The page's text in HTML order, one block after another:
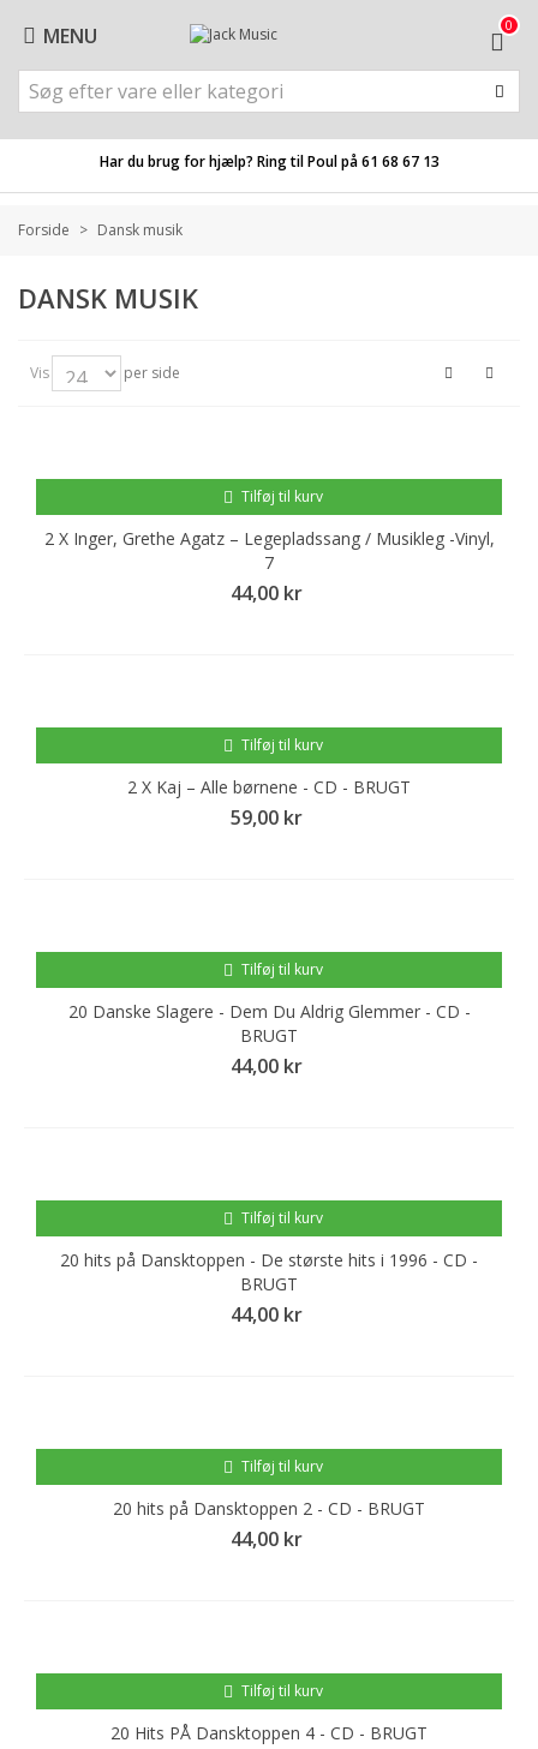
MENU 0
Har du brug for hjælp? Ring til Poul på61 68 67 13
Forside > Dansk musik
DANSK MUSIK
Vis per side
Tilføj til kurv
2 X Inger, Grethe Agatz – Legepladssang / Musikleg -Vinyl,
7
44,00 kr
Tilføj til kurv
2 X Kaj ‎– Alle børnene - CD - BRUGT
59,00 kr
Tilføj til kurv
20 Danske Slagere - Dem Du Aldrig Glemmer - CD -
BRUGT
44,00 kr
Tilføj til kurv
20 hits på Dansktoppen - De største hits i 1996 - CD -
BRUGT
44,00 kr
Tilføj til kurv
20 hits på Dansktoppen 2 - CD - BRUGT
44,00 kr
Tilføj til kurv
20 Hits PÅ Dansktoppen 4 - CD - BRUGT